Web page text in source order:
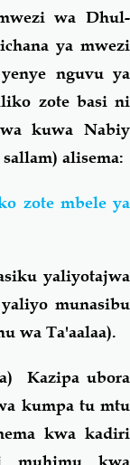
wa Dhul-
ya mwezi
nguvu ya
zote basi ni
kuwa Nabiy
alisema:
zote mbele ya
yaliyotajwa
munasibu
wa Ta'aalaa).
Kazipa ubora
kumpa tu mtu
kwa kadiri